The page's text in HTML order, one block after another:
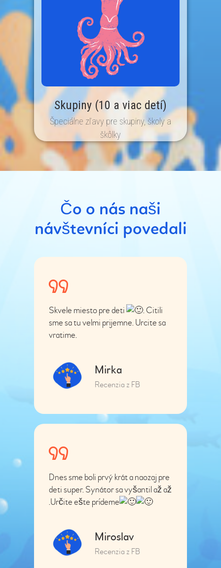
Skupiny (10 a viac detí)
Špeciálne zľavy pre skupiny, školy a
škôlky
Čo o nás naši
návštevníci povedali
Skvele miesto pre deti
. Citili
sme sa tu velmi prijemne. Urcite sa
vratime.
Mirka
Recenzia z FB
Dnes sme boli prvý krát a naozaj pre
deti super. Synátor sa vyšantil až až
.Určite ešte prídeme
Miroslav
Recenzia z FB